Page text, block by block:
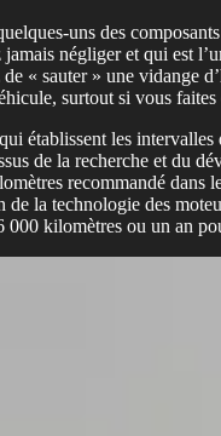
uns des
négliger et qui est
« sauter » une vidange
surtout si vous faites
établissent les intervalles
de la recherche et du
recommandé dans
la technologie des
kilomètres ou un an